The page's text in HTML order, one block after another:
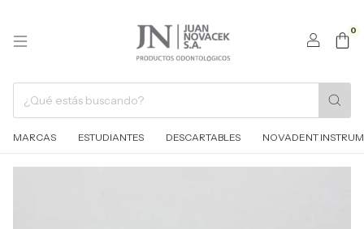
0
MARCAS ESTUDIANTES DESCARTABLES NOVADENT